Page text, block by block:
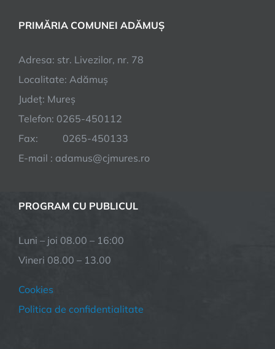
PRIMĂRIA COMUNEI ADĂMUȘ
Adresa: str. Livezilor, nr. 78
Localitate: Adămuș
Județ: Mureș
Telefon: 0265-450112
Fax: 0265-450133
E-mail : adamus@cjmures.ro
PROGRAM CU PUBLICUL
Luni – joi 08.00 – 16:00
Vineri 08.00 – 13.00
Cookies
Politica de confidentialitate